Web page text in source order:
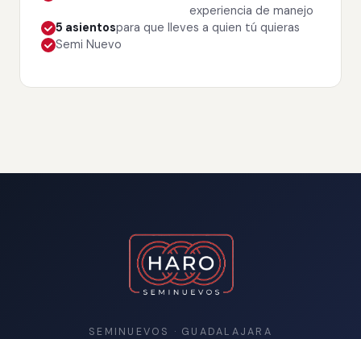
experiencia de manejo
5 asientospara que lleves a quien tú quieras
Semi Nuevo
SEMINUEVOS · GUADALAJARA